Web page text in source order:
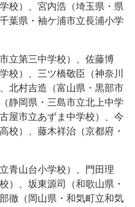
校）、宮内浩（埼玉県・県
葉県・袖ケ浦市立長浦小学
立第三中学校）、佐藤博
校）、三ツ橋敬臣（神奈川
北村吉造（富山県・黒部市
静岡県・三島市立北上中学
屋市立あずま中学校）、今
校）、藤木祥治（京都府・
青山台小学校）、門田理
）、坂東源司（和歌山県・
徹（岡山県・和気町立和気